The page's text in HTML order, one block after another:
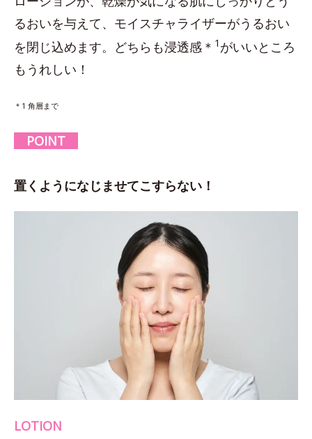
るおいを与えて、モイスチャライザーがうるおい
を閉じ込めます。どちらも浸透感＊ 1 がいいところ
もうれしい！
＊1 角層まで
POINT
置くようになじませてこすらない！
LOTION